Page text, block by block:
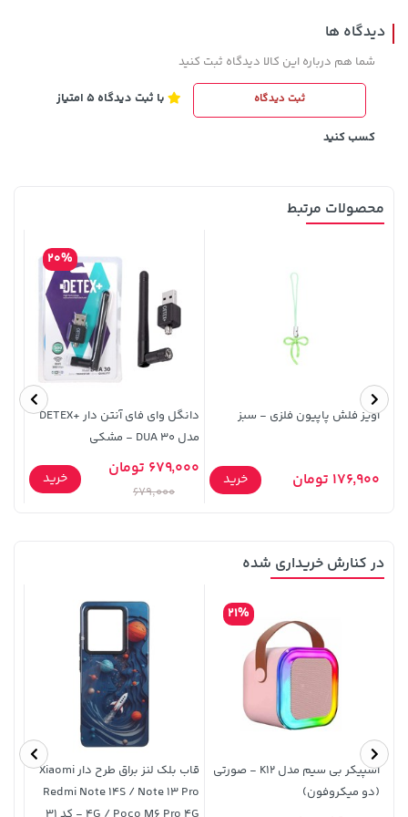
145,900
خرید
100,000 تومان
56,080,000 تومان خرید
3,679,000 تومان
دیدگاه ها
شما هم درباره این کالا دیدگاه ثبت کنید
ثبت دیدگاه با ثبت دیدگاه 5 امتیاز
کسب کنید
محصولات مرتبط
آویز فلش پاپیون فلزی - سبز
176,900 تومان خرید
دانگل وای فای آنتن دار +DETEX
مدل DUA 30 - مشکی
20%
679,000 تومان
679,000
خرید
در کنارش خریداری شده
اسپیکر بی سیم مدل K12 - صورتی
(دو میکروفون)
21%
قاب بلک لنز براق طرح دار Xiaomi
Redmi Note 14S / Note 13 Pro